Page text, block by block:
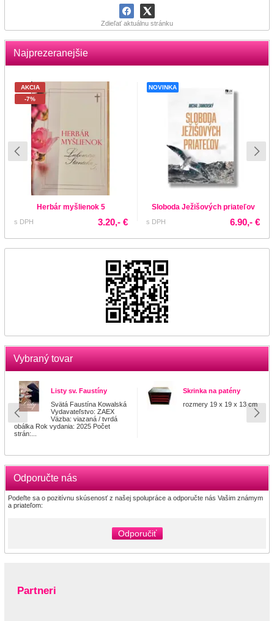
Zdieľať aktuálnu stránku
Najprezeranejšie
AKCIA
-7%
Herbár myšlienok 5
s DPH 3.20,- €
NOVINKA
Sloboda Ježišových priateľov
s DPH 6.90,- €
Vybraný tovar
Listy sv. Faustíny
Svätá Faustína Kowalská
Vydavateľstvo: ZAEX
Väzba: viazaná / tvrdá
obálka Rok vydania: 2025 Počet
strán:...
Skrinka na patény
rozmery 19 x 19 x 13 cm
Odporučte nás
Podeľte sa o pozitívnu skúsenosť z našej spolupráce a odporučte nás Vašim známym
a priateľom:
Odporučiť
Partneri